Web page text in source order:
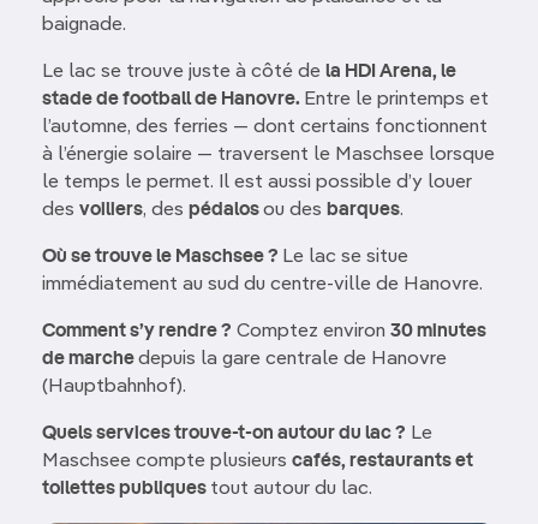
baignade.
Le lac se trouve juste à côté de la HDI Arena, le
stade de football de Hanovre. Entre le printemps et
l’automne, des ferries — dont certains fonctionnent
à l’énergie solaire — traversent le Maschsee lorsque
le temps le permet. Il est aussi possible d’y louer
des voiliers, des pédalosou des barques.
Où se trouve le Maschsee ? Le lac se situe
immédiatement au sud du centre-ville de Hanovre.
Comment s’y rendre ? Comptez environ 30 minutes
de marchedepuis la gare centrale de Hanovre
(Hauptbahnhof).
Quels services trouve-t-on autour du lac ? Le
Maschsee compte plusieurs cafés, restaurants et
toilettes publiques tout autour du lac.